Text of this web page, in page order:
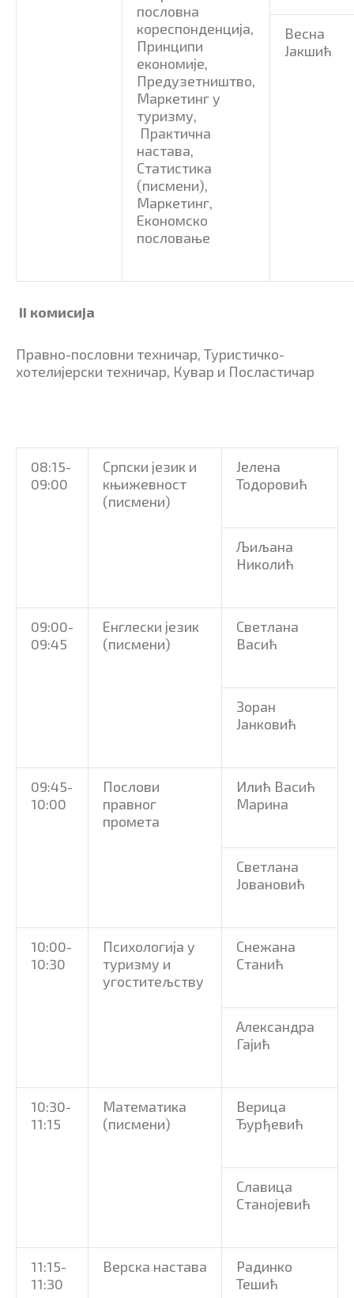
пословна
кореспонденција,
Принципи
економије,
Предузетништво,
Маркетинг у
туризму,
Практична
настава,
Статистика
(писмени),
Маркетинг,
Економско
пословање
Весна
Јакшић
II комисија
Правно-пословни техничар, Туристичко-
хотелијерски техничар, Кувар и Посластичар
08:15-
09:00
Српски језик и
књижевност
(писмени)
Јелена
Тодоровић
Љиљана
Николић
09:00-
09:45
Енглески језик
(писмени)
Светлана
Васић
Зоран
Јанковић
09:45-
10:00
Послови
правног
промета
Илић Васић
Марина
Светлана
Јовановић
10:00-
10:30
Психологија у
туризму и
угоститељству
Снежана
Станић
Александра
Гајић
10:30-
11:15
Математика
(писмени)
Верица
Ђурђевић
Славица
Станојевић
11:15-
11:30
Верска настава
Радинко
Тешић